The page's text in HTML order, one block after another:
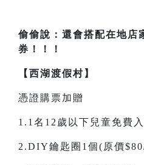
偷偷說：還會搭配在地店
券！！！
【西湖渡假村】
憑證購票加贈
1.1名12歲以下兒童免費入
2.DIY鑰匙圈1個(原價